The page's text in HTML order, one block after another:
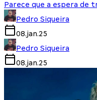
Parece que a espera de
Pedro Siqueira
08.jan.25
Pedro Siqueira
08.jan.25